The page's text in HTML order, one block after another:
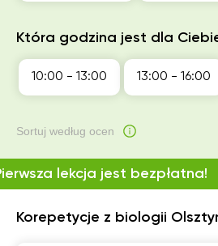
Korepetycje z biologii
lekcja jest bezpłatna!
Która godzina jest dla
10:00 - 13:00 13:00 - 16:00
Sortuj według ocen